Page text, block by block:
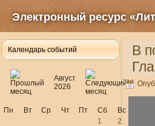
Электронный ресурс
Календарь событий
Август
2026
Пн Вт Ср Чт Пт Сб
Вс
1
2
В